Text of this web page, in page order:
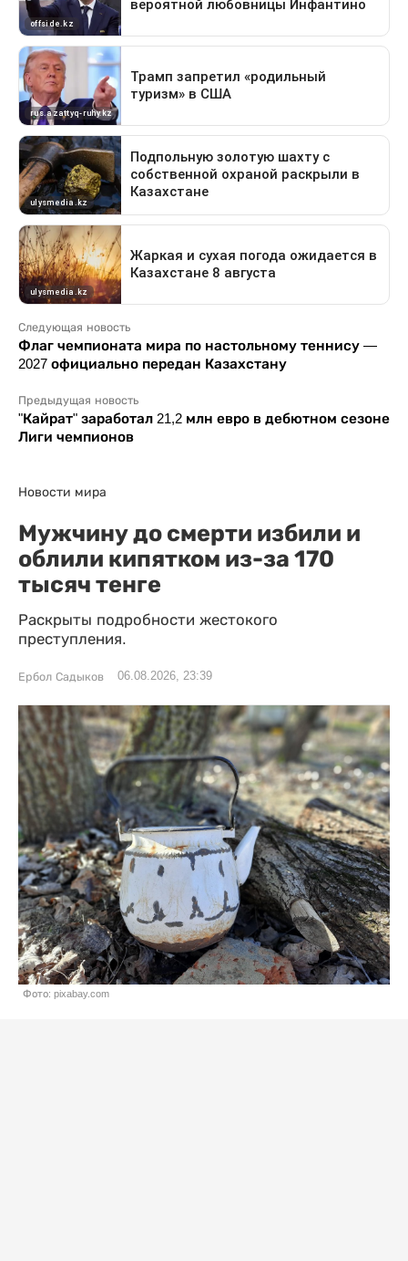
Следующая новость
Флаг чемпионата мира по настольному теннису —
2027 официально передан Казахстану
Предыдущая новость
"Кайрат" заработал 21,2 млн евро в дебютном сезоне
Лиги чемпионов
Новости мира
Мужчину до смерти избили и
облили кипятком из-за 170
тысяч тенге
Раскрыты подробности жестокого
преступления.
Ербол Садыков 06.08.2026, 23:39
Фото: pixabay.com